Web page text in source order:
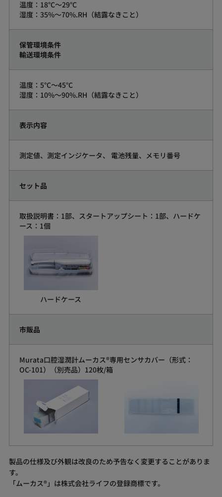
温度：18°C～29°C
湿度：35%～70%.RH（結露なきこと）
保管環境条件
輸送環境条件
温度：5°C～45°C
湿度：10%～90%.RH（結露なきこと）
表示内容
測定値、測定インジケータ、 電池残量、メモリ番号
セット品
取扱説明書：1部、スタートアップシート：1部、ハードケ
ース：1個
ハードケース
市販品
Murata口腔湿潤計ムーカス®専用センサカバー（形式：
OC-101）（別売品）120枚/箱
製品の仕様及び外観は改良のため予告なく変更することがありま
す。
「ムーカス®」は株式会社ライフの登録商標です。